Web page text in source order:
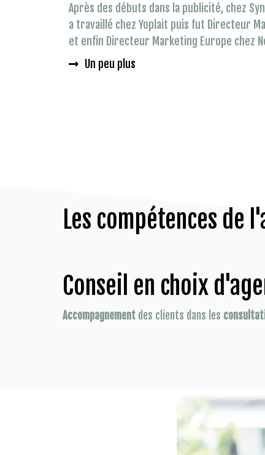
Après des débuts dans la publicité, chez
a travaillé chez Yoplait puis fut Directeur
et enfin Directeur Marketing Europe chez
Un peu plus
Les compétences de
Conseil en choix
Accompagnement des clients dans les